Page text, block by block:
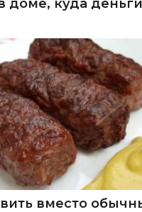
доме, куда
вместо